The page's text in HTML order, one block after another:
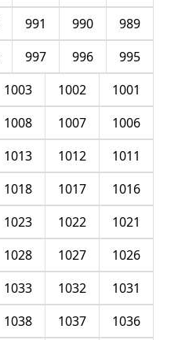
989
990
991
995
996
997
1001
1002
1003
1006
1007
1008
1011
1012
1013
1016
1017
1018
1021
1022
1023
1026
1027
1028
1031
1032
1033
1036
1037
1038